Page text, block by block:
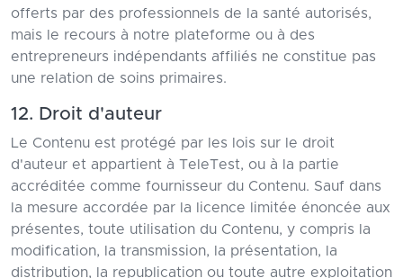
offerts par des professionnels de la santé autorisés,
mais le recours à notre plateforme ou à des
entrepreneurs indépendants affiliés ne constitue pas
une relation de soins primaires.
12. Droit d'auteur
Le Contenu est protégé par les lois sur le droit
d'auteur et appartient à TeleTest, ou à la partie
accréditée comme fournisseur du Contenu. Sauf dans
la mesure accordée par la licence limitée énoncée aux
présentes, toute utilisation du Contenu, y compris la
modification, la transmission, la présentation, la
distribution, la republication ou toute autre exploitation